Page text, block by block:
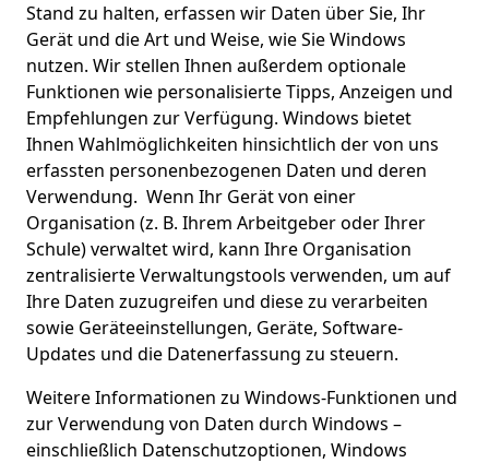
Stand zu halten, erfassen wir Daten über Sie, Ihr
Gerät und die Art und Weise, wie Sie Windows
nutzen. Wir stellen Ihnen außerdem optionale
Funktionen wie personalisierte Tipps, Anzeigen und
Empfehlungen zur Verfügung. Windows bietet
Ihnen Wahlmöglichkeiten hinsichtlich der von uns
erfassten personenbezogenen Daten und deren
Verwendung. Wenn Ihr Gerät von einer
Organisation (z. B. Ihrem Arbeitgeber oder Ihrer
Schule) verwaltet wird, kann Ihre Organisation
zentralisierte Verwaltungstools verwenden, um auf
Ihre Daten zuzugreifen und diese zu verarbeiten
sowie Geräteeinstellungen, Geräte, Software-
Updates und die Datenerfassung zu steuern.
Weitere Informationen zu Windows-Funktionen und
zur Verwendung von Daten durch Windows –
einschließlich Datenschutzoptionen, Windows